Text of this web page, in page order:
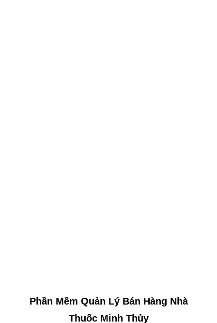
Phần Mềm Quản Lý Bán Hàng Nhà
Thuốc Minh Thủy